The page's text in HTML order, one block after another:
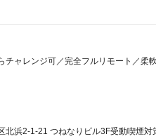
ャレンジ可／完全フルリモート／柔
北浜2-1-21 つねなりビル3F受動喫煙